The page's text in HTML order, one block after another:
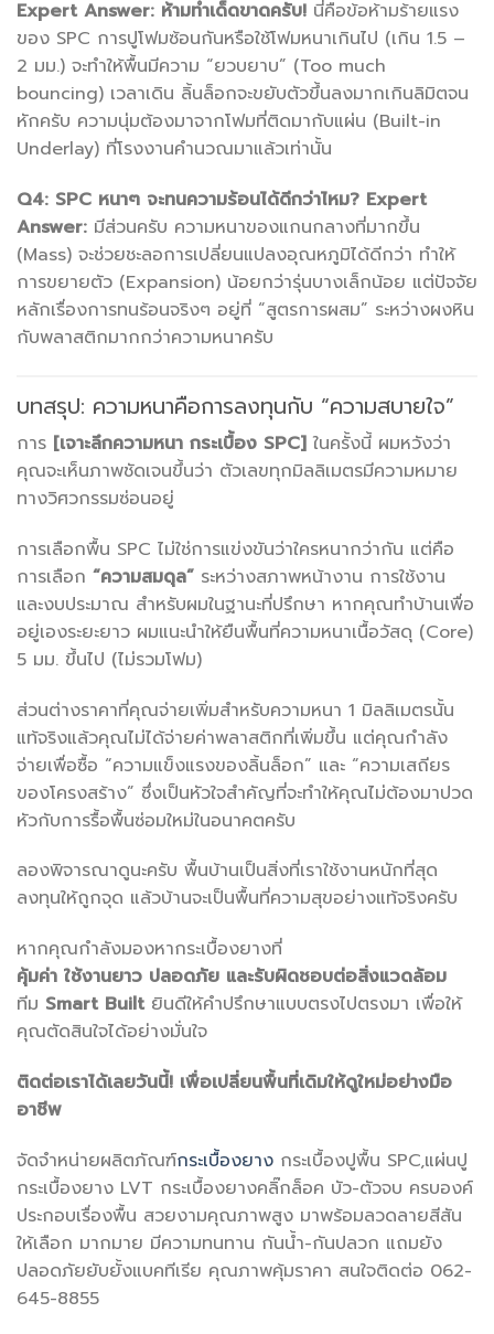
Expert Answer: ห้ามทำเด็ดขาดครับ! นี่คือข้อห้ามร้ายแรง
ของ SPC การปูโฟมซ้อนกันหรือใช้โฟมหนาเกินไป (เกิน 1.5 –
2 มม.) จะทำให้พื้นมีความ “ยวบยาบ” (Too much
bouncing) เวลาเดิน ลิ้นล็อกจะขยับตัวขึ้นลงมากเกินลิมิตจน
หักครับ ความนุ่มต้องมาจากโฟมที่ติดมากับแผ่น (Built-in
Underlay) ที่โรงงานคำนวณมาแล้วเท่านั้น
Q4: SPC หนาๆ จะทนความร้อนได้ดีกว่าไหม? Expert
Answer: มีส่วนครับ ความหนาของแกนกลางที่มากขึ้น
(Mass) จะช่วยชะลอการเปลี่ยนแปลงอุณหภูมิได้ดีกว่า ทำให้
การขยายตัว (Expansion) น้อยกว่ารุ่นบางเล็กน้อย แต่ปัจจัย
หลักเรื่องการทนร้อนจริงๆ อยู่ที่ “สูตรการผสม” ระหว่างผงหิน
กับพลาสติกมากกว่าความหนาครับ
บทสรุป: ความหนาคือการลงทุนกับ “ความสบายใจ”
การ [เจาะลึกความหนา กระเบื้อง SPC] ในครั้งนี้ ผมหวังว่า
คุณจะเห็นภาพชัดเจนขึ้นว่า ตัวเลขทุกมิลลิเมตรมีความหมาย
ทางวิศวกรรมซ่อนอยู่
การเลือกพื้น SPC ไม่ใช่การแข่งขันว่าใครหนากว่ากัน แต่คือ
การเลือก “ความสมดุล” ระหว่างสภาพหน้างาน การใช้งาน
และงบประมาณ สำหรับผมในฐานะที่ปรึกษา หากคุณทำบ้านเพื่อ
อยู่เองระยะยาว ผมแนะนำให้ยืนพื้นที่ความหนาเนื้อวัสดุ (Core)
5 มม. ขึ้นไป (ไม่รวมโฟม)
ส่วนต่างราคาที่คุณจ่ายเพิ่มสำหรับความหนา 1 มิลลิเมตรนั้น
แท้จริงแล้วคุณไม่ได้จ่ายค่าพลาสติกที่เพิ่มขึ้น แต่คุณกำลัง
จ่ายเพื่อซื้อ “ความแข็งแรงของลิ้นล็อก” และ “ความเสถียร
ของโครงสร้าง” ซึ่งเป็นหัวใจสำคัญที่จะทำให้คุณไม่ต้องมาปวด
หัวกับการรื้อพื้นซ่อมใหม่ในอนาคตครับ
ลองพิจารณาดูนะครับ พื้นบ้านเป็นสิ่งที่เราใช้งานหนักที่สุด
ลงทุนให้ถูกจุด แล้วบ้านจะเป็นพื้นที่ความสุขอย่างแท้จริงครับ
หากคุณกำลังมองหากระเบื้องยางที่
คุ้มค่า ใช้งานยาว ปลอดภัย และรับผิดชอบต่อสิ่งแวดล้อม
ทีม Smart Built ยินดีให้คำปรึกษาแบบตรงไปตรงมา เพื่อให้
คุณตัดสินใจได้อย่างมั่นใจ
ติดต่อเราได้เลยวันนี้! เพื่อเปลี่ยนพื้นที่เดิมให้ดูใหม่อย่างมือ
อาชีพ
จัดจำหน่ายผลิตภัณฑ์กระเบื้องยาง กระเบื้องปูพื้น SPC,แผ่นปู
กระเบื้องยาง LVT กระเบื้องยางคลิ๊กล็อค บัว-ตัวจบ ครบองค์
ประกอบเรื่องพื้น สวยงามคุณภาพสูง มาพร้อมลวดลายสีสัน
ให้เลือก มากมาย มีความทนทาน กันน้ำ-กันปลวก แถมยัง
ปลอดภัยยับยั้งแบคทีเรีย คุณภาพคุ้มราคา สนใจติดต่อ 062-
645-8855